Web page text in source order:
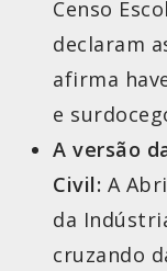
Censo
declaram
afirma
e
A versão
Civil: A
da
cruzando